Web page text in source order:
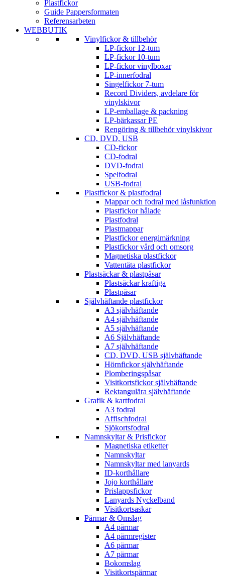
Plastfickor
Guide Pappersformaten
Referensarbeten
WEBBUTIK
Vinylfickor & tillbehör
LP-fickor 12-tum
LP-fickor 10-tum
LP-fickor vinylboxar
LP-innerfodral
Singelfickor 7-tum
Record Dividers, avdelare för
vinylskivor
LP-emballage & packning
LP-bärkassar PE
Rengöring & tillbehör vinylskivor
CD, DVD, USB
CD-fickor
CD-fodral
DVD-fodral
Spelfodral
USB-fodral
Plastfickor & plastfodral
Mappar och fodral med låsfunktion
Plastfickor hålade
Plastfodral
Plastmappar
Plastfickor energimärkning
Plastfickor vård och omsorg
Magnetiska plastfickor
Vattentäta plastfickor
Plastsäckar & plastpåsar
Plastsäckar kraftiga
Plastpåsar
Självhäftande plastfickor
A3 självhäftande
A4 självhäftande
A5 självhäftande
A6 Självhäftande
A7 självhäftande
CD, DVD, USB självhäftande
Hörnfickor självhäftande
Plomberingspåsar
Visitkortsfickor självhäftande
Rektangulära självhäftande
Grafik & kartfodral
A3 fodral
Affischfodral
Sjökortsfodral
Namnskyltar & Prisfickor
Magnetiska etiketter
Namnskyltar
Namnskyltar med lanyards
ID-korthållare
Jojo korthållare
Prislappsfickor
Lanyards Nyckelband
Visitkortsaskar
Pärmar & Omslag
A4 pärmar
A4 pärmregister
A6 pärmar
A7 pärmar
Bokomslag
Visitkortspärmar